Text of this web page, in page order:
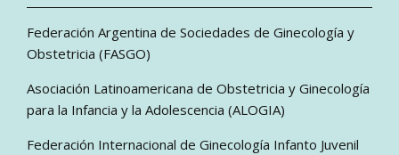
Federación Argentina de Sociedades de Ginecología y
Obstetricia (FASGO)
Asociación Latinoamericana de Obstetricia y Ginecología
para la Infancia y la Adolescencia (ALOGIA)
Federación Internacional de Ginecología Infanto Juvenil